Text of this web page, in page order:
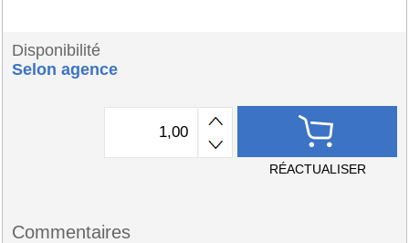
Disponibilité
Selon agence
RÉACTUALISER
Commentaires